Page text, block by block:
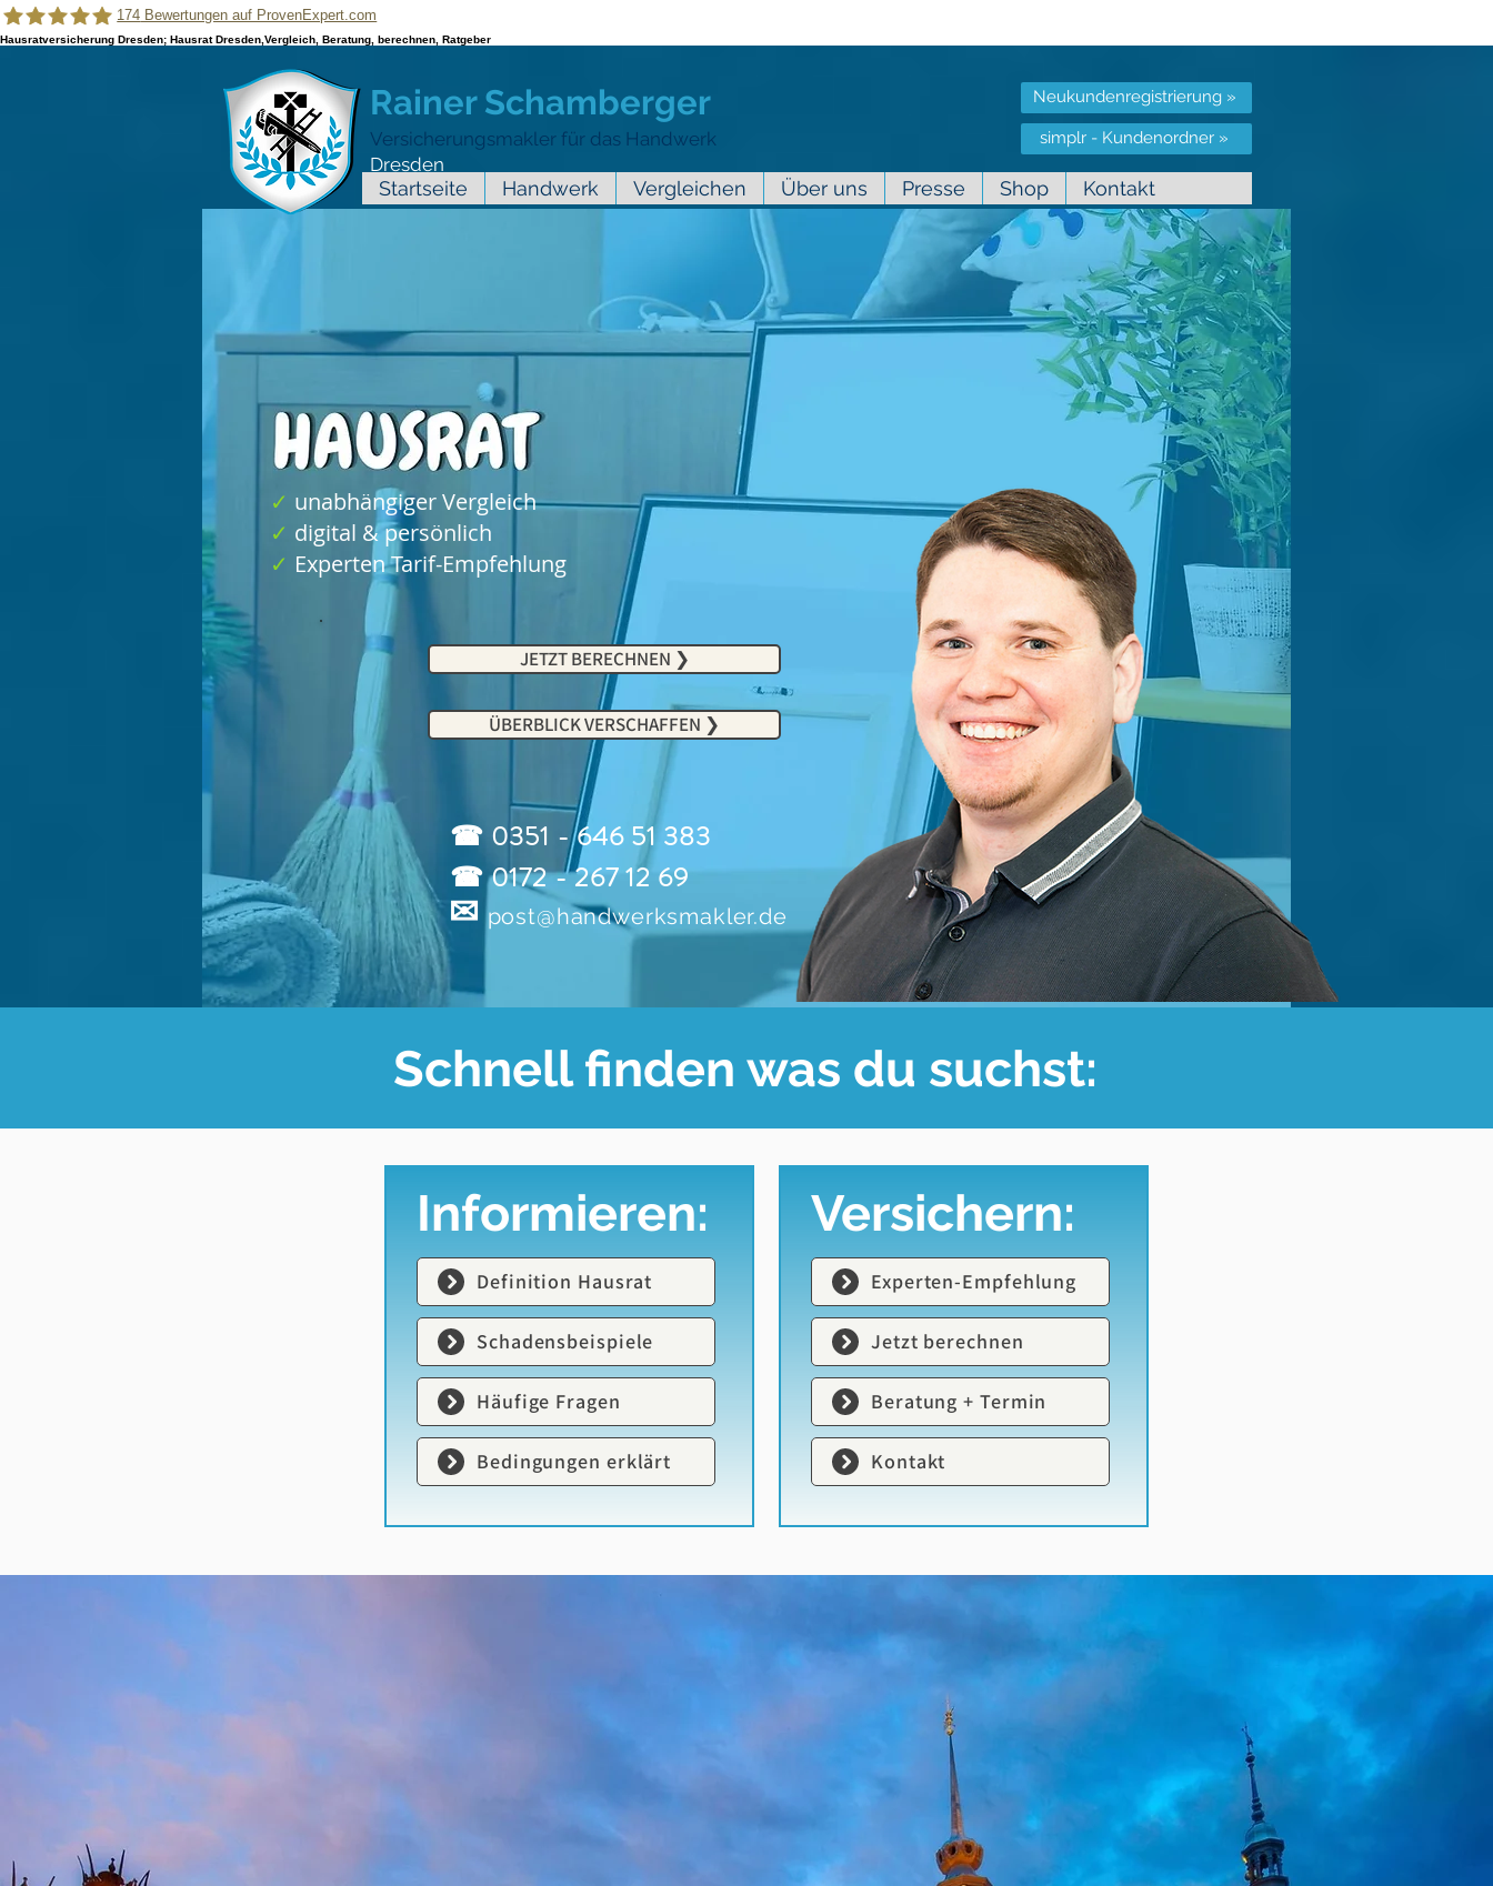
Rainer Schamberger |Versicherungsmakler für das Handwerk
174 Bewertungen auf ProvenExpert.com
Hausratversicherung Dresden; Hausrat Dresden,Vergleich, Beratung, berechnen, Ratgeber
Rainer Schamberger Neukundenregistrierung »
simplr - Kundenordner »
Versicherungsmakler für das Handwerk
Dresden
Startseite Handwerk Vergleichen Über uns Presse Shop Kontakt
JETZT BERECHNEN ❯
ÜBERBLICK VERSCHAFFEN ❯
✓ unabhängiger Vergleich
✓ digital & persönlich
✓ Experten Tarif-Empfehlung
☎ 0351 - 646 51 383
☎0172 - 267 12 69
✉ post@handwerksmakler.de
Schnell finden was du suchst:
Informieren:
Definition Hausrat
Schadensbeispiele
Häufige Fragen
Bedingungen erklärt
Versichern:
Experten-Empfehlung
Jetzt berechnen
Beratung + Termin
Kontakt